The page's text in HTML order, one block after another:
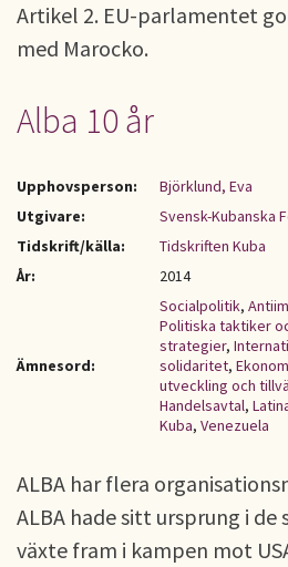
Artikel 2. EU-parlamentet
med Marocko.
Alba 10 år
Upphovsperson:
Björklund, Eva
Utgivare:
Svensk-Kubanska
Tidskrift/källa:
Tidskriften Kuba
År:
2014
Ämnesord:
Socialpolitik,
Politiska taktiker
strategier,
solidaritet,
utveckling och
Handelsavtal,
Kuba, Venezuela
ALBA har flera
ALBA hade sitt ursprung i de
växte fram i kampen mot